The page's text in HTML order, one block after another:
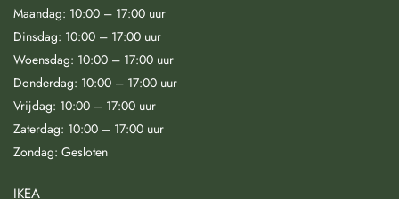
Maandag: 10:00 – 17:00 uur
Dinsdag: 10:00 – 17:00 uur
Woensdag: 10:00 – 17:00 uur
Donderdag: 10:00 – 17:00 uur
Vrijdag: 10:00 – 17:00 uur
Zaterdag: 10:00 – 17:00 uur
Zondag: Gesloten
IKEA